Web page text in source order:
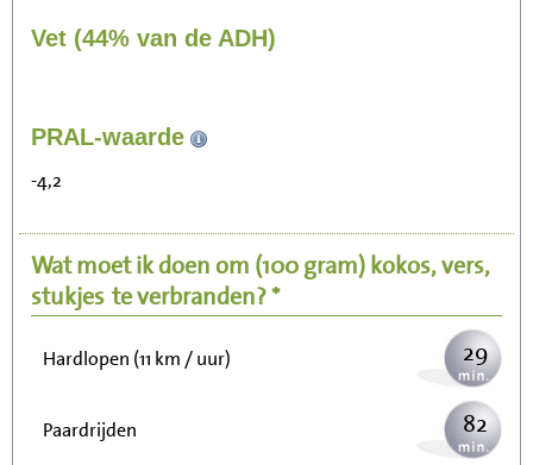
Vet (44% van de ADH)
PRAL-waarde
-4,2
Wat moet ik doen om (100 gram)kokos, vers,
stukjes te verbranden? *
Zitten, tv kijken
Wandelen (5 km/uur) 73
Hardlopen (11 km / uur) 29
Paardrijden 82